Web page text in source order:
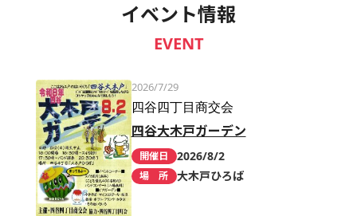
イベント情報
EVENT
2026/7/29
四谷四丁目商交会
四谷大木戸ガーデン
開催日 2026/8/2
場 所 大木戸ひろば